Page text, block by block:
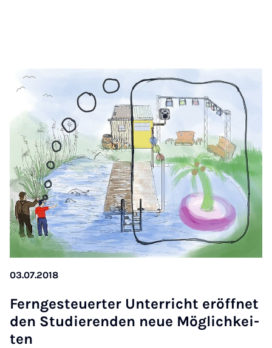
03.07.2018
Fern­ge­steu­er­ter Un­ter­richt er­öff­net
den Stu­die­ren­den neue Mög­lich­kei­
ten